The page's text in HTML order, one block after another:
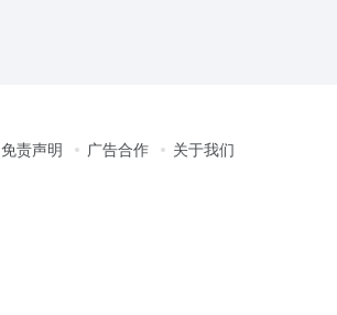
免责声明 广告合作 关于我们